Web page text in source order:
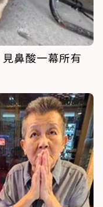
鼻酸一幕所有